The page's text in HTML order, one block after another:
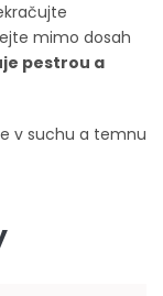
mimo dosah
pestrou a
v suchu a temnu